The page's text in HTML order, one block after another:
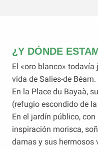
¿Y DÓNDE
El «oro blanco»
vida de Salies-de Béarn.
En la Place du Bayaà,
(refugio escondido de
En el jardín público,
inspiración morisca,
damas y sus hermosos